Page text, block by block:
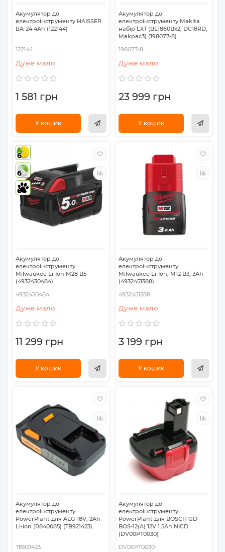
Акумулятор до
електроінструменту HAISSER
ВА-24 4Ah (122144)
122144
Дуже мало
1 581 грн
У кошик
Акумулятор до
електроінструменту Makita
набір LXT (BL1860Bx2, DC18RD,
Makpac3) (198077-8)
198077-8
Дуже мало
23 999 грн
У кошик
6
6
6
Акумулятор до
електроінструменту
Milwaukee Li-Ion M28 B5
(4932430484)
4932430484
Дуже мало
11 299 грн
У кошик
Акумулятор до
електроінструменту
Milwaukee Li-Ion, M12 B3, 3Ah
(4932451388)
4932451388
Дуже мало
3 199 грн
У кошик
Акумулятор до
електроінструменту
PowerPlant для AEG 18V, 2Ah
Li-ion (R840085) (TB921423)
TB921423
Акумулятор до
електроінструменту
PowerPlant для BOSCH GD-
BOS-12(A) 12V 1.5Ah NICD
(DV00PT0030)
DV00PT0030